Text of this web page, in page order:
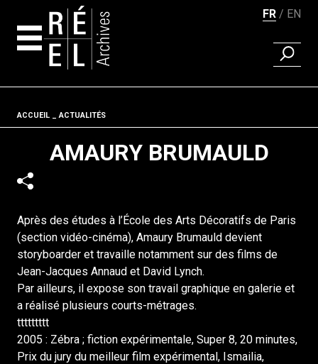
FR EN
Fil d'ariane
ACCUEIL ACTUALITÉS
AMAURY BRUMAULD
Après des études à l’École des Arts Décoratifs de Paris
(section vidéo-cinéma), Amaury Brumauld devient
storyboarder et travaille notamment sur des films de
Jean-Jacques Annaud et David Lynch.
Par ailleurs, il expose son travail graphique en galerie et
a réalisé plusieurs courts-métrages.
ttttttttt
2005 : Zébra ; fiction expérimentale, Super 8, 20 minutes,
Prix du jury du meilleur film expérimental, Ismailia,